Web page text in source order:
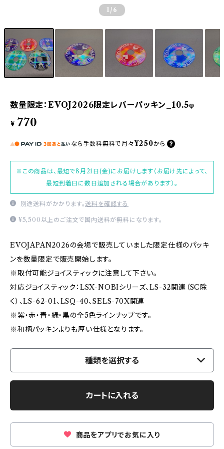
1 /6
数量限定：EVOJ2026限定レバーパッキン_10.5φ
¥ 770
なら 手数料無料で 月々¥250から
※この商品は、最短で8月21日(金)にお届けします（お届け先によって、
最短到着日に数日追加される場合があります）。
別途送料がかかります。送料を確認する
¥5,500以上のご注文で国内送料が無料になります。
EVOJAPAN2026の会場で販売していました限定仕様のパッキ
ンを数量限定で販売開始します。
※取付可能ジョイスティックに注意して下さい。
対応ジョイスティック：LSX-NOBIシリーズ、LS-32関連（SC除
く）、LS-62-01、LSQ-40、SELS-70X関連
※紫・赤・青・緑・黒の全5色ラインナップです。
※和柄パッキンよりも厚い仕様となります。
種類を選択する
カートに入れる
商品をアプリでお気に入り